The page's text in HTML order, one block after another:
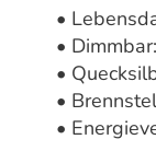
•
• Dimmbar:
•
•
•